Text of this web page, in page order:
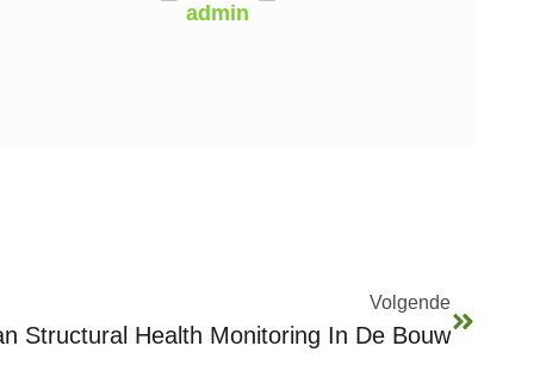
admin
Volgende
Structural Health Monitoring In De Bouw